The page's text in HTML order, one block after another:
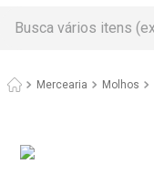
Mercearia Molhos